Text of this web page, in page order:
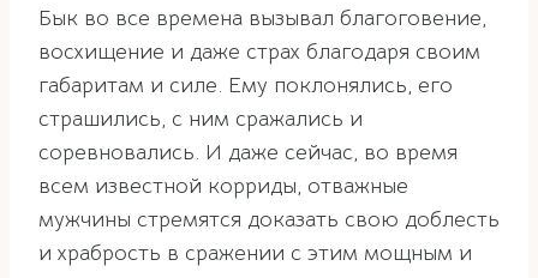
Бык во все времена вызывал благоговение,
восхищение и даже страх благодаря своим
габаритам и силе. Ему поклонялись, его
страшились, с ним сражались и
соревновались. И даже сейчас, во время
всем известной корриды, отважные
мужчины стремятся доказать свою доблесть
и храбрость в сражении с этим мощным и